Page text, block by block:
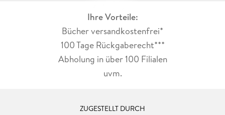
Ihre Vorteile:
Bücher versandkostenfrei*
100 Tage Rückgaberecht***
Abholung in über 100 Filialen
uvm.
ZUGESTELLT DURCH